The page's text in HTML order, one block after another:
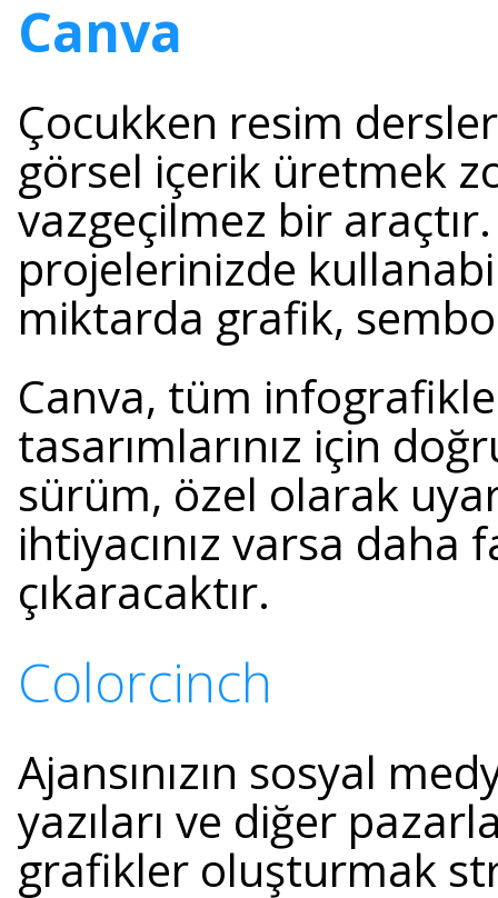
Canva
Çocukken resim
görsel içerik üretmek
vazgeçilmez bir
projelerinizde
miktarda grafik,
Canva, tüm
tasarımlarınız için
sürüm, özel olarak
ihtiyacınız varsa daha
çıkaracaktır.
Colorcinch
Ajansınızın sosyal
yazıları ve diğer
grafikler oluşturmak